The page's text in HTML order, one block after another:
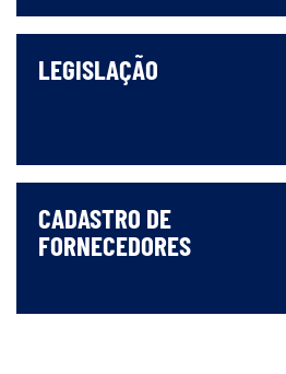
LEGISLAÇÃO
CADASTRO DE
FORNECEDORES